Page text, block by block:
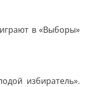
в «Выборы»
избиратель».